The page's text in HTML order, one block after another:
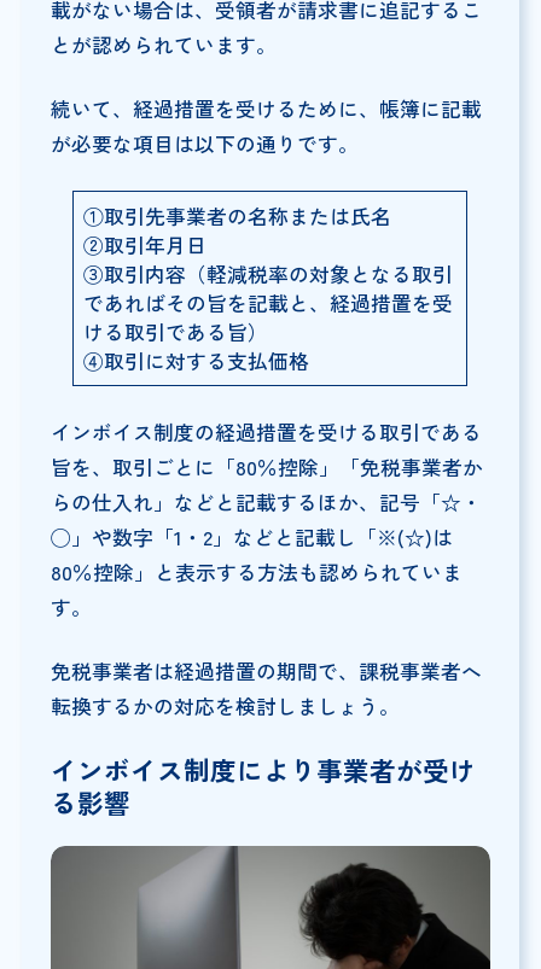
載がない場合は、受領者が請求書に追記するこ
とが認められています。
続いて、経過措置を受けるために、帳簿に記載
が必要な項目は以下の通りです。
①取引先事業者の名称または氏名
②取引年月日
③取引内容（軽減税率の対象となる取引
であればその旨を記載と、経過措置を受
ける取引である旨）
④取引に対する支払価格
インボイス制度の経過措置を受ける取引である
旨を、取引ごとに「80％控除」「免税事業者か
らの仕入れ」などと記載するほか、記号「☆・
◯」や数字「1・2」などと記載し「※(☆)は
80％控除」と表示する方法も認められていま
す。
免税事業者は経過措置の期間で、課税事業者へ
転換するかの対応を検討しましょう。
インボイス制度により事業者が受け
る影響